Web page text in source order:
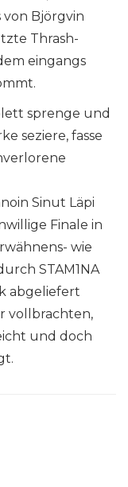
Björgvin
Thrash-
eingangs
sprenge und
seziere, fasse
Sinut Läpi
Finale in
wie
STAM1NA
abgeliefert
vollbrachten,
und doch